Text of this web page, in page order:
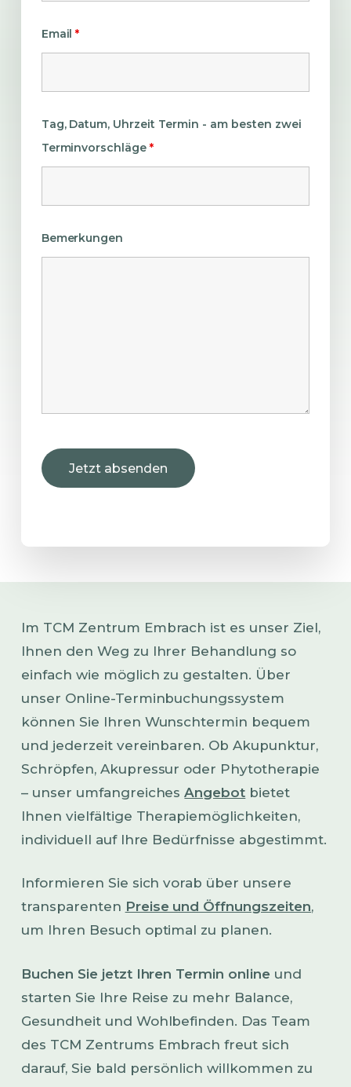
Email*
Tag, Datum, Uhrzeit Termin - am besten zwei
Terminvorschläge*
Bemerkungen
Im TCM Zentrum Embrach ist es unser Ziel,
Ihnen den Weg zu Ihrer Behandlung so
einfach wie möglich zu gestalten. Über
unser Online-Terminbuchungssystem
können Sie Ihren Wunschtermin bequem
und jederzeit vereinbaren. Ob Akupunktur,
Schröpfen, Akupressur oder Phytotherapie
– unser umfangreichesAngebot bietet
Ihnen vielfältige Therapiemöglichkeiten,
individuell auf Ihre Bedürfnisse abgestimmt.
Informieren Sie sich vorab über unsere
transparenten Preise und Öffnungszeiten,
um Ihren Besuch optimal zu planen.
Buchen Sie jetzt Ihren Termin online und
starten Sie Ihre Reise zu mehr Balance,
Gesundheit und Wohlbefinden. Das Team
des TCM Zentrums Embrach freut sich
darauf, Sie bald persönlich willkommen zu